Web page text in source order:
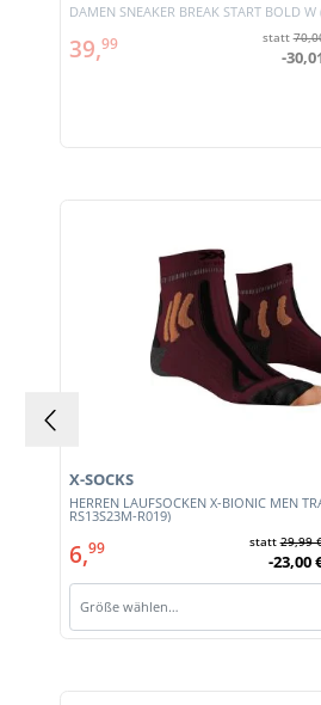
DAMEN SNEAKER BREAK START BOLD W
39,99 statt
-
HERREN LAUFSOCKEN X-BIONIC MEN
RS13S23M-R019)
X-SOCKS
6,99 statt29,99
-23,00
Größe wählen…